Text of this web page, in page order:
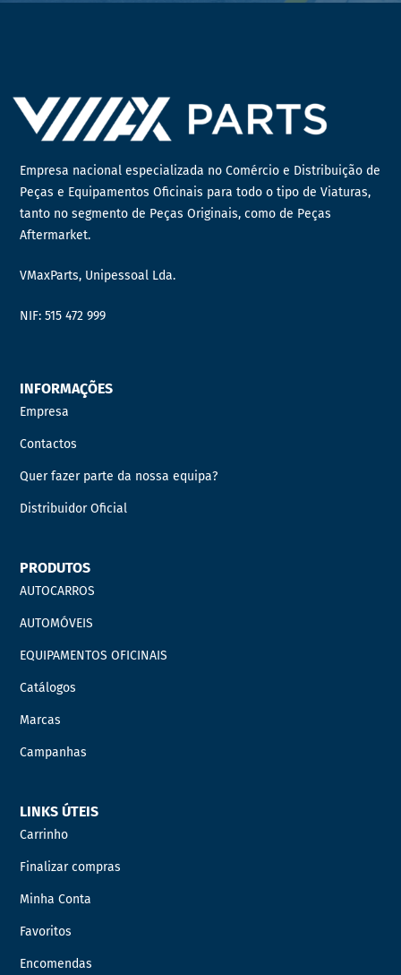
Empresa nacional especializada no Comércio e Distribuição de
Peças e Equipamentos Oficinais para todo o tipo de Viaturas,
tanto no segmento de Peças Originais, como de Peças
Aftermarket.
VMaxParts, Unipessoal Lda.
NIF: 515 472 999
INFORMAÇÕES
Empresa
Contactos
Quer fazer parte da nossa equipa?
Distribuidor Oficial
PRODUTOS
AUTOCARROS
AUTOMÓVEIS
EQUIPAMENTOS OFICINAIS
Catálogos
Marcas
Campanhas
LINKS ÚTEIS
Carrinho
Finalizar compras
Minha Conta
Favoritos
Encomendas